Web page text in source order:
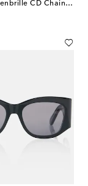
Eckige Sonnenbrille CD Chain M1U